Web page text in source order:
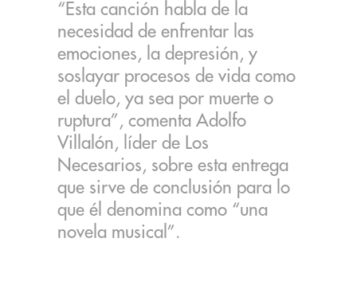
“Esta canción habla de la
necesidad de enfrentar las
emociones, la depresión, y
soslayar procesos de vida como
el duelo, ya sea por muerte o
ruptura”, comenta Adolfo
Villalón, líder de Los
Necesarios, sobre esta entrega
que sirve de conclusión para lo
que él denomina como “una
novela musical”.